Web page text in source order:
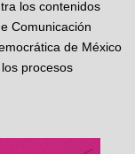
los contenidos
Comunicación
de México
procesos